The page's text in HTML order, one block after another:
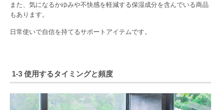
また、気になるかゆみや不快感を軽減する保湿成分を含んでいる商品
もあります。
日常使いで自信を持てるサポートアイテムです。
1-3 使用するタイミングと頻度